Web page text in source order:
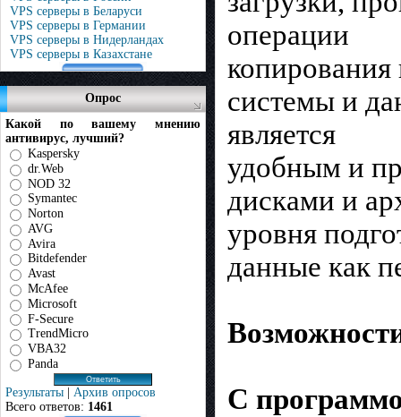
VPS серверы в Беларуси
VPS серверы в Германии
VPS серверы в Нидерландах
VPS серверы в Казахстане
Опрос
Какой по вашему мнению
антивирус, лучший?
Kaspersky
dr.Web
NOD 32
Symantec
Norton
AVG
Avira
Bitdefender
Avast
McAfee
Microsoft
F-Secure
TrendMicro
VBA32
Panda
Результаты | Архив опросов
Всего ответов: 1461
операции
копирования
системы и
является
удобным и
дисками и
уровня
данные как
С